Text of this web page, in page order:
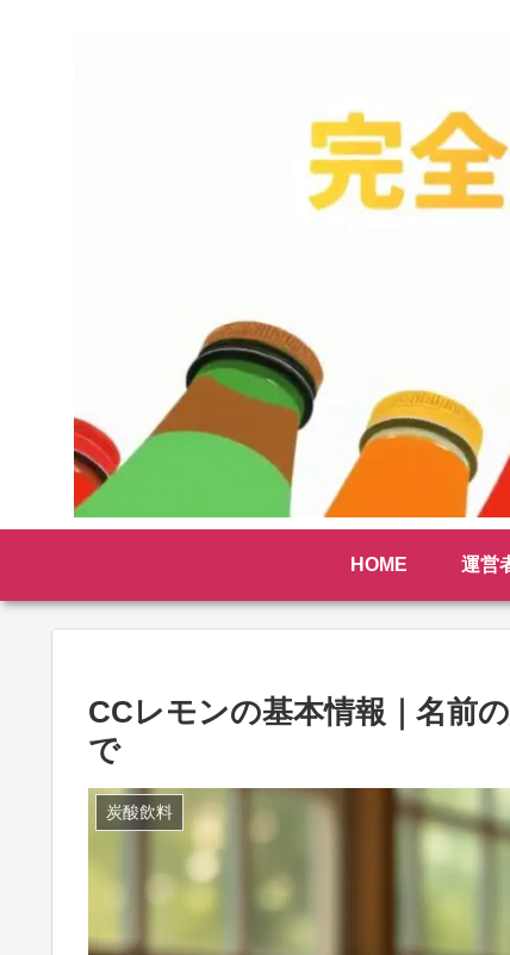
HOME 運営
CCレモンの基本情報｜名前
で
炭酸飲料